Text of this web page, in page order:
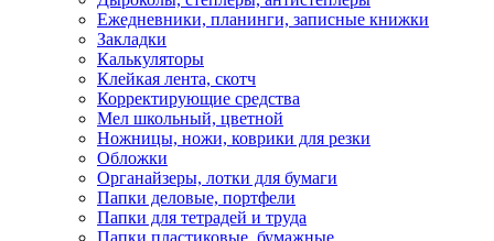
Ежедневники, планинги, записные книжки
Закладки
Калькуляторы
Клейкая лента, скотч
Корректирующие средства
Мел школьный, цветной
Ножницы, ножи, коврики для резки
Обложки
Органайзеры, лотки для бумаги
Папки деловые, портфели
Папки для тетрадей и труда
Папки пластиковые, бумажные